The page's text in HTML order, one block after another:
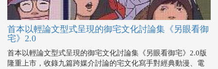
首本以輕論文型式呈現的御宅文化討論集《另眼看御
宅》2.0
首本以輕論文型式呈現的御宅文化討論集《另眼看御宅》2.0版
隆重上市，收錄九篇跨媒介討論的宅文化寫手對經典動漫、電